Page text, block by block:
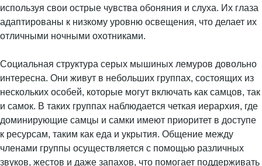
используя свои острые чувства обоняния и слуха. Их глаза
адаптированы к низкому уровню освещения, что делает их
отличными ночными охотниками.
Социальная структура серых мышиных лемуров довольно
интересна. Они живут в небольших группах, состоящих из
нескольких особей, которые могут включать как самцов, так
и самок. В таких группах наблюдается четкая иерархия, где
доминирующие самцы и самки имеют приоритет в доступе
к ресурсам, таким как еда и укрытия. Общение между
членами группы осуществляется с помощью различных
звуков, жестов и даже запахов, что помогает поддерживать